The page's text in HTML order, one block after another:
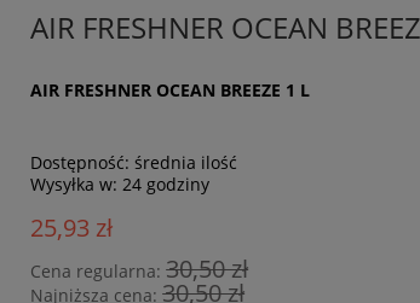
AIR FRESHNER OCEAN
AIR FRESHNER OCEAN BREEZE 1 L
Dostępność: średnia ilość
Wysyłka w: 24 godziny
25,93 zł
Cena regularna:30,50 zł
Najniższa cena:30,50 zł